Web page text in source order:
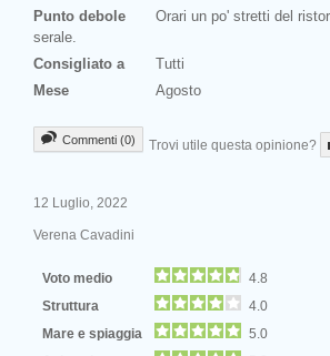
Punto debole
Orari un po' stretti del
serale.
Consigliato a
Tutti
Mese
Agosto
Commenti (0) Trovi utile questa opinione?
12 Luglio, 2022
Verena Cavadini
Voto medio
4.8
Struttura
4.0
Mare e spiaggia
5.0